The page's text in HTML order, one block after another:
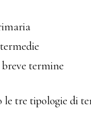
termine
tre tipologie di